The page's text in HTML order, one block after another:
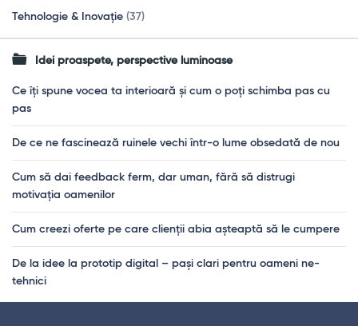
Tehnologie & Inovație (37)
Idei proaspete, perspective luminoase
Ce îți spune vocea ta interioară și cum o poți schimba pas cu
pas
De ce ne fascinează ruinele vechi într-o lume obsedată de nou
Cum să dai feedback ferm, dar uman, fără să distrugi
motivația oamenilor
Cum creezi oferte pe care clienții abia așteaptă să le cumpere
De la idee la prototip digital – pași clari pentru oameni ne-
tehnici